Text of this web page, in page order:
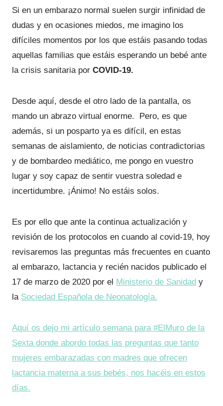
Si en un embarazo normal suelen surgir infinidad de
dudas y en ocasiones miedos, me imagino los
difíciles momentos por los que estáis pasando todas
aquellas familias que estáis esperando un bebé ante
la crisis sanitaria por COVID-19.
Desde aquí, desde el otro lado de la pantalla, os
mando un abrazo virtual enorme. Pero, es que
además, si un posparto ya es difícil, en estas
semanas de aislamiento, de noticias contradictorias
y de bombardeo mediático, me pongo en vuestro
lugar y soy capaz de sentir vuestra soledad e
incertidumbre. ¡Ánimo! No estáis solos.
Es por ello que ante la continua actualización y
revisión de los protocolos en cuando al covid-19, hoy
revisaremos las preguntas más frecuentes en cuanto
al embarazo, lactancia y recién nacidos publicado el
17 de marzo de 2020 por el Ministerio de Sanidad y
la Sociedad Española de Neonatología.
Aquí os dejo mi artículo semana para #ElMuro de la
Sexta donde abordo todas las preguntas que tanto
mujeres embarazadas con madres que ofrecen
lactancia materna a sus bebés, nos hacéis en estos
días.